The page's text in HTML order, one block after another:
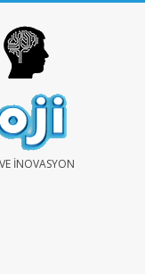
İNOVASYON